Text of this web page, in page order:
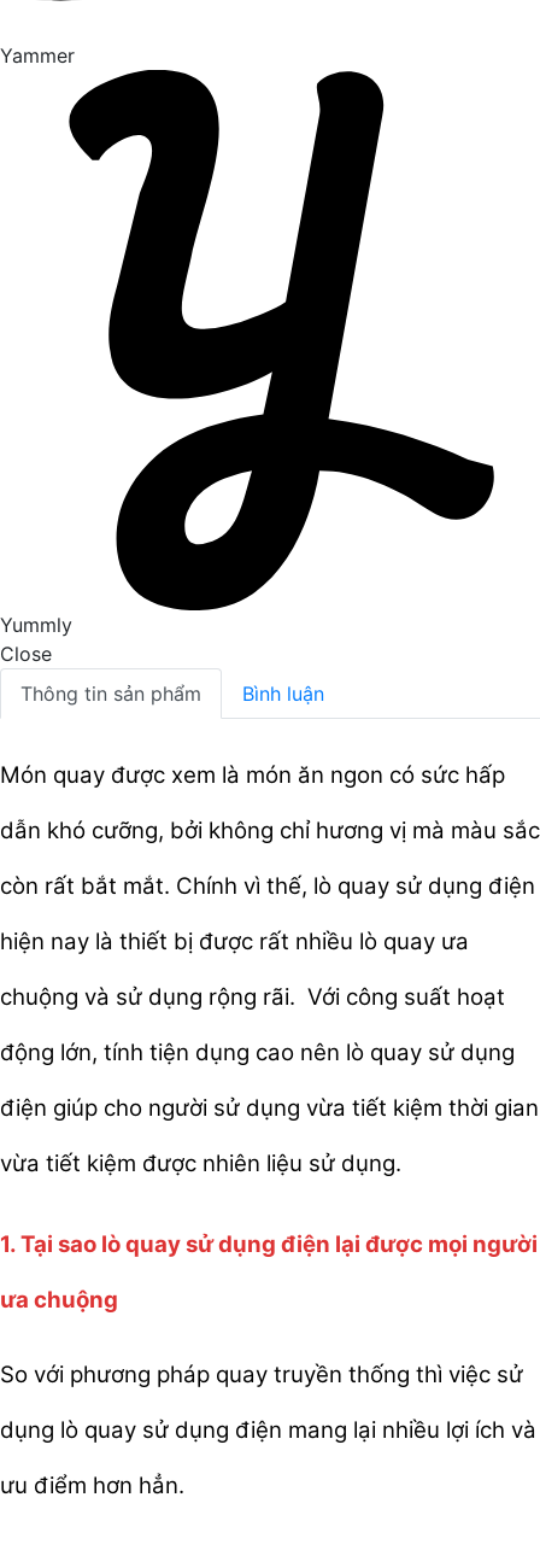
Yammer
Yummly
Close
Thông tin sản phẩm
Bình luận
Món quay được xem là món ăn ngon có sức hấp
dẫn khó cưỡng, bởi không chỉ hương vị mà màu sắc
còn rất bắt mắt. Chính vì thế, lò quay sử dụng điện
hiện nay là thiết bị được rất nhiều lò quay ưa
chuộng và sử dụng rộng rãi. Với công suất hoạt
động lớn, tính tiện dụng cao nên lò quay sử dụng
điện giúp cho người sử dụng vừa tiết kiệm thời gian
vừa tiết kiệm được nhiên liệu sử dụng.
1. Tại sao lò quay sử dụng điện lại được mọi người
ưa chuộng
So với phương pháp quay truyền thống thì việc sử
dụng lò quay sử dụng điện mang lại nhiều lợi ích và
ưu điểm hơn hẳn.